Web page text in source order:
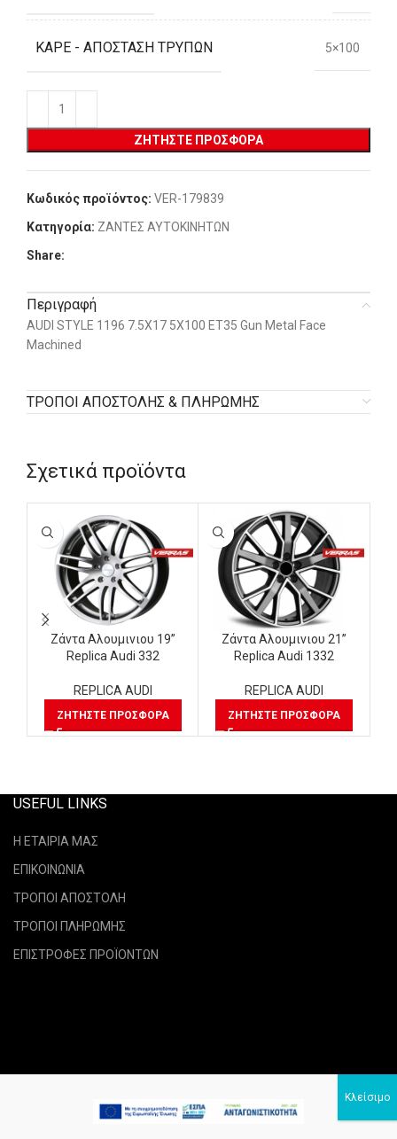
ΚΑΡΈ - ΑΠΌΣΤΑΣΗ ΤΡΥΠΏΝ 5×100
ΖΗΤΉΣΤΕ ΠΡΟΣΦΟΡΆ
Κωδικός προϊόντος: VER-179839
Κατηγορία: ΖΑΝΤΕΣ ΑΥΤΟΚΙΝΗΤΩΝ
Share:
Περιγραφή
AUDI STYLE 1196 7.5X17 5X100 ET35 Gun Metal Face
Machined
ΤΡΟΠΟΙ ΑΠΟΣΤΟΛΗΣ & ΠΛΗΡΩΜΗΣ
Σχετικά προϊόντα
Ζάντα Αλουμινιου 19”
Replica Audi 332
REPLICA AUDI
ΖΗΤΉΣΤΕ ΠΡΟΣΦΟΡΆ
Ζάντα Αλουμινιου 21”
Replica Audi 1332
REPLICA AUDI
ΖΗΤΉΣΤΕ ΠΡΟΣΦΟΡΆ
USEFUL LINKS
Η ΕΤΑΙΡΙΑ ΜΑΣ
ΕΠΙΚΟΙΝΩΝΙΑ
ΤΡΟΠΟΙ ΑΠΟΣΤΟΛΗ
ΤΡΟΠΟΙ ΠΛΗΡΩΜΗΣ
ΕΠΙΣΤΡΟΦΕΣ ΠΡΟΪΟΝΤΩΝ
verraselastika.gr 2021 CREATED BYNetPixel